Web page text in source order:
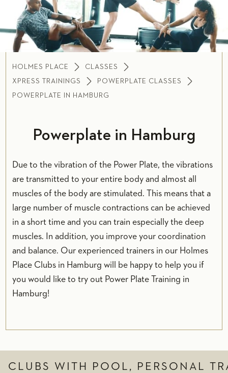
HOLMES PLACE
CLASSES
XPRESS TRAININGS
POWERPLATE CLASSES
POWERPLATE IN HAMBURG
Powerplate in Hamburg
Due to the vibration of the Power Plate, the vibrations
are transmitted to your entire body and almost all
muscles of the body are stimulated. This means that a
large number of muscle contractions can be achieved
in a short time and you can train especially the deep
muscles. In addition, you improve your coordination
and balance. Our experienced trainers in our Holmes
Place Clubs in Hamburg will be happy to help you if
you would like to try out Power Plate Training in
Hamburg!
CLUBS WITH POOL, PERSONAL